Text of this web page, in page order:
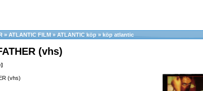
» ATLANTIC FILM » ATLANTIC köp » köp atlantic
(vhs)
(vhs)